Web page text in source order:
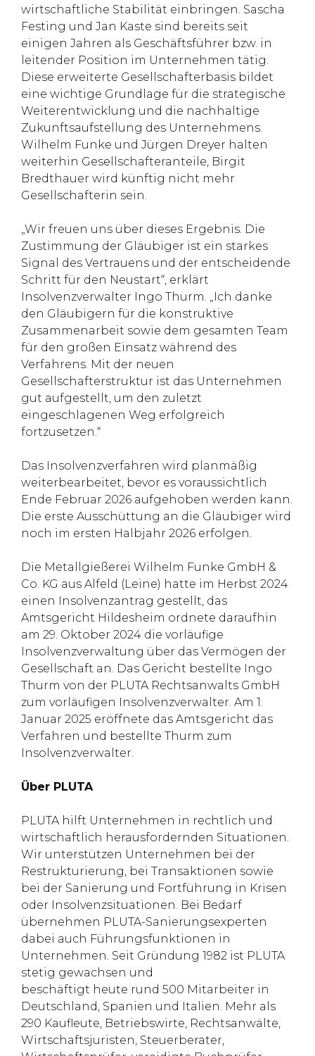
wirtschaftliche Stabilität einbringen. Sascha
Festing und Jan Kaste sind bereits seit
einigen Jahren als Geschäftsführer bzw. in
leitender Position im Unternehmen tätig.
Diese erweiterte Gesellschafterbasis bildet
eine wichtige Grundlage für die strategische
Weiterentwicklung und die nachhaltige
Zukunftsaufstellung des Unternehmens.
Wilhelm Funke und Jürgen Dreyer halten
weiterhin Gesellschafteranteile, Birgit
Bredthauer wird künftig nicht mehr
Gesellschafterin sein.
„Wir freuen uns über dieses Ergebnis. Die
Zustimmung der Gläubiger ist ein starkes
Signal des Vertrauens und der entscheidende
Schritt für den Neustart“, erklärt
Insolvenzverwalter Ingo Thurm. „Ich danke
den Gläubigern für die konstruktive
Zusammenarbeit sowie dem gesamten Team
für den großen Einsatz während des
Verfahrens. Mit der neuen
Gesellschafterstruktur ist das Unternehmen
gut aufgestellt, um den zuletzt
eingeschlagenen Weg erfolgreich
fortzusetzen.“
Das Insolvenzverfahren wird planmäßig
weiterbearbeitet, bevor es voraussichtlich
Ende Februar 2026 aufgehoben werden kann.
Die erste Ausschüttung an die Gläubiger wird
noch im ersten Halbjahr 2026 erfolgen.
Die Metallgießerei Wilhelm Funke GmbH &
Co. KG aus Alfeld (Leine) hatte im Herbst 2024
einen Insolvenzantrag gestellt, das
Amtsgericht Hildesheim ordnete daraufhin
am 29. Oktober 2024 die vorläufige
Insolvenzverwaltung über das Vermögen der
Gesellschaft an. Das Gericht bestellte Ingo
Thurm von der PLUTA Rechtsanwalts GmbH
zum vorläufigen Insolvenzverwalter. Am 1.
Januar 2025 eröffnete das Amtsgericht das
Verfahren und bestellte Thurm zum
Insolvenzverwalter.
Über PLUTA
PLUTA hilft Unternehmen in rechtlich und
wirtschaftlich herausfordernden Situationen.
Wir unterstützen Unternehmen bei der
Restrukturierung, bei Transaktionen sowie
bei der Sanierung und Fortführung in Krisen
oder Insolvenzsituationen. Bei Bedarf
übernehmen PLUTA-Sanierungsexperten
dabei auch Führungsfunktionen in
Unternehmen. Seit Gründung 1982 ist PLUTA
stetig gewachsen und
beschäftigt heute rund 500 Mitarbeiter in
Deutschland, Spanien und Italien. Mehr als
290 Kaufleute, Betriebswirte, Rechtsanwälte,
Wirtschaftsjuristen, Steuerberater,